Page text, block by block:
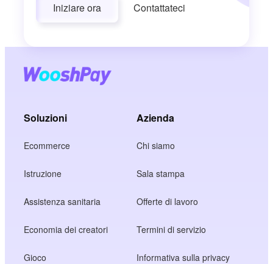
Iniziare ora Contattateci
Soluzioni
Ecommerce
Istruzione
Assistenza sanitaria
Economia dei creatori
Gioco
Azienda
Chi siamo
Sala stampa
Offerte di lavoro
Termini di servizio
Informativa sulla privacy